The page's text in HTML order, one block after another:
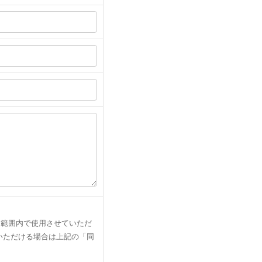
囲内で使用させていただ
だける場合は上記の「同